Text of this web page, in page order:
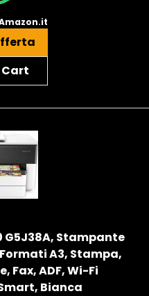
G5J38A, Stampante
A3, Stampa,
Fax, ADF, Wi-Fi
Bianca